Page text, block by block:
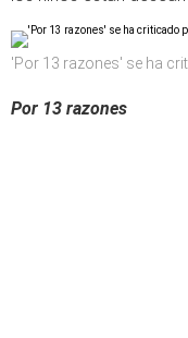
'Por 13 razones' se ha
Por 13 razones